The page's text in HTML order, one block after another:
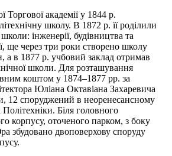
Торгової академії у 1844 р.
школу. В 1872 р. її роділили
інженерії, будівництва та
ще через три роки створено школу
а в 1877 р. учбовий заклад отримав
школи. Для розташування
коштом у 1874–1877 рр. за
Юліана Октавіана Захаревича
12 споруджений в неоренесансному
Політехніки. Біля головного
корпусу, оточеного парком, з боку
збудовано двоповерхову споруду